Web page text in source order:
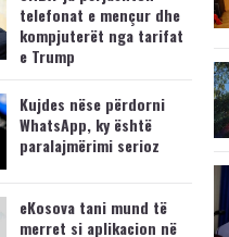
telefonat e mençur dhe
kompjuterët nga tarifat
e Trump
Kujdes nëse përdorni
WhatsApp, ky është
paralajmërimi serioz
eKosova tani mund të
merret si aplikacion në